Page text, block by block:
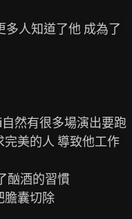
多人知道了他 成為了
然有很多場演出要跑
完美的人 導致他工作
酗酒的習慣
膽囊切除